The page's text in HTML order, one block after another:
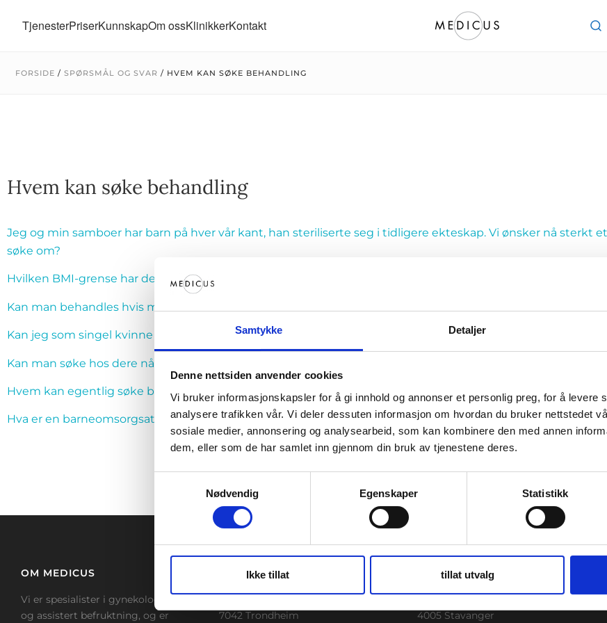
Samtykke Detaljer
Denne nettsiden anvender cookies
Vi bruker informasjonskapsler for å gi innhold og annonser et personlig preg, for å levere
analysere trafikken vår. Vi deler dessuten informasjon om hvordan du bruker nettstedet
sosiale medier, annonsering og analysearbeid, som kan kombinere den med annen
dem, eller som de har samlet inn gjennom din bruk av tjenestene deres.
Nødvendig
Egenskaper Statistikk
Ikke tillat tillat utvalg
TjenesterPriserKunnskapOm ossKlinikkerKontakt
FORSIDE / SPØRSMÅL OG SVAR / HVEM KAN SØKE BEHANDLING
Hvem kan søke behandling
Jeg og min samboer har barn på hver vår kant, han steriliserte seg i tidligere ekteskap. Vi ønsker nå sterkt
søke om?
Hvilken BMI-grense har dere?
Kan man behandles hvis man er sterilisert?
Kan jeg som singel kvinne tilbys assistert befruktning?
Kan man søke hos dere når man har barn fra før?
Hvem kan egentlig søke behandling med assistert befruktning?
Hva er en barneomsorgsattest?
OM MEDICUS
Vi er spesialister i gynekologi
og assistert befruktning, og er
TRONDHEIM
7042 Trondheim
STAVANGER
4005 Stavanger